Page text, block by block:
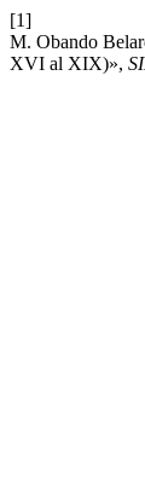
[1]
M. Obando
XVI al XIX)»,